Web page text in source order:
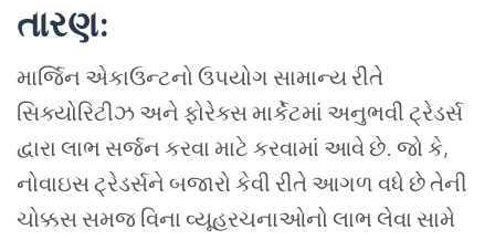
તારણ:
માર્જિન એકાઉન્ટનો ઉપયોગ સામાન્ય રીતે
સિક્યોરિટીઝ અને ફોરેક્સ માર્કેટમાં અનુભવી ટ્રેડર્સ
દ્વારા લાભ સર્જન કરવા માટે કરવામાં આવે છે. જો કે,
નોવાઇસ ટ્રેડર્સને બજારો કેવી રીતે આગળ વધે છે તેની
ચોક્કસ સમજ વિના વ્યૂહરચનાઓનો લાભ લેવા સામે